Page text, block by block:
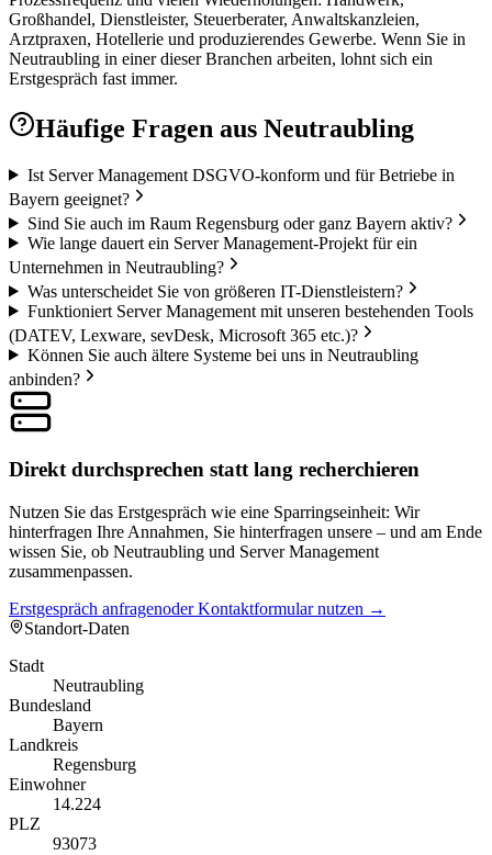
Großhandel, Dienstleister, Steuerberater, Anwaltskanzleien,
Arztpraxen, Hotellerie und produzierendes Gewerbe. Wenn Sie in
Neutraubling in einer dieser Branchen arbeiten, lohnt sich ein
Erstgespräch fast immer.
Häufige Fragen aus Neutraubling
Ist Server Management DSGVO-konform und für Betriebe in
Bayern geeignet?
Sind Sie auch im Raum Regensburg oder ganz Bayern aktiv?
Wie lange dauert ein Server Management-Projekt für ein
Unternehmen in Neutraubling?
Was unterscheidet Sie von größeren IT-Dienstleistern?
Funktioniert Server Management mit unseren bestehenden Tools
(DATEV, Lexware, sevDesk, Microsoft 365 etc.)?
Können Sie auch ältere Systeme bei uns in Neutraubling
anbinden?
Direkt durchsprechen statt lang recherchieren
Nutzen Sie das Erstgespräch wie eine Sparringseinheit: Wir
hinterfragen Ihre Annahmen, Sie hinterfragen unsere – und am Ende
wissen Sie, ob Neutraubling und Server Management
zusammenpassen.
Erstgespräch anfragenoder Kontaktformular nutzen →
Standort-Daten
Stadt
Neutraubling
Bundesland
Bayern
Landkreis
Regensburg
Einwohner
14.224
PLZ
93073